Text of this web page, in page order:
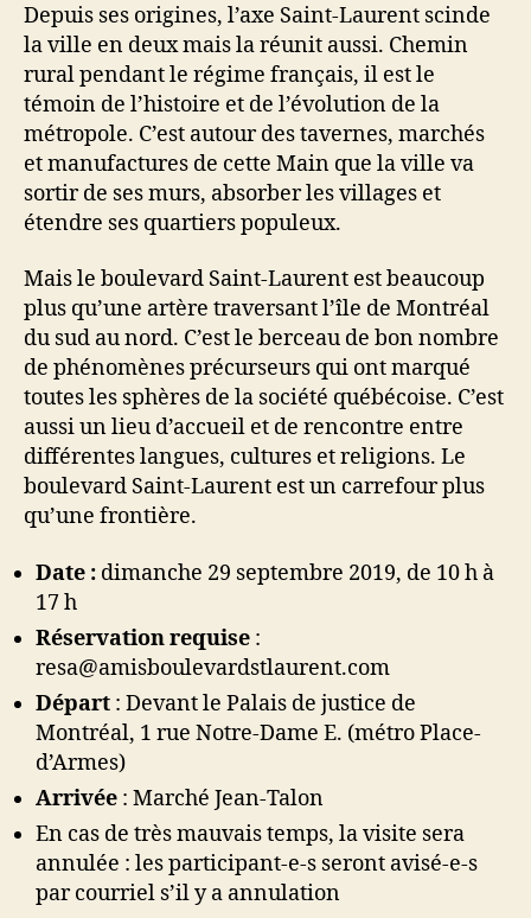
Depuis ses origines, l’axe Saint-Laurent scinde
la ville en deux mais la réunit aussi. Chemin
rural pendant le régime français, il est le
témoin de l’histoire et de l’évolution de la
métropole. C’est autour des tavernes, marchés
et manufactures de cette Main que la ville va
sortir de ses murs, absorber les villages et
étendre ses quartiers populeux.
Mais le boulevard Saint-Laurent est beaucoup
plus qu’une artère traversant l’île de Montréal
du sud au nord. C’est le berceau de bon nombre
de phénomènes précurseurs qui ont marqué
toutes les sphères de la société québécoise. C’est
aussi un lieu d’accueil et de rencontre entre
différentes langues, cultures et religions. Le
boulevard Saint-Laurent est un carrefour plus
qu’une frontière.
Date : dimanche 29 septembre 2019, de 10 h à
17 h
Réservation requise :
resa@amisboulevardstlaurent.com
Départ : Devant le Palais de justice de
Montréal, 1 rue Notre-Dame E. (métro Place-
d’Armes)
Arrivée : Marché Jean-Talon
En cas de très mauvais temps, la visite sera
annulée : les participant-e-s seront avisé-e-s
par courriel s’il y a annulation